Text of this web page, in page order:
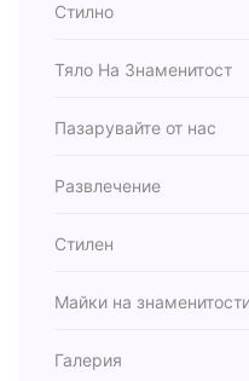
Стилно
Тяло На Знаменитост
Пазарувайте от нас
Развлечение
Стилен
Майки на
Галерия